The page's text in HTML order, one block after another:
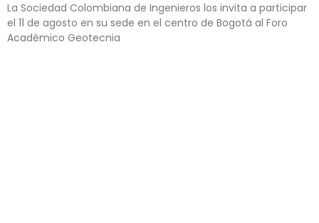
La Sociedad Colombiana de Ingenieros los invita a participar
el 11 de agosto en su sede en el centro de Bogotá al Foro
Académico Geotecnia